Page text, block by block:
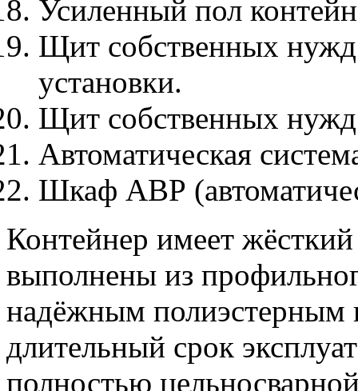
Усиленный пол
Щит собственных нужд
установки.
Щит собственных нужд
Автоматическая
Шкаф АВР
Контейнер имеет
выполнены из
надёжным
длительный срок
полностью